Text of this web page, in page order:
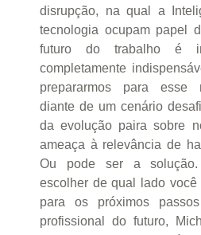
disrupção, na qual a
tecnologia ocupam papel
futuro do trabalho é
completamente
prepararmos para esse
diante de um cenário
da evolução paira sobre
ameaça à relevância de
Ou pode ser a
escolher de qual lado você
para os próximos
profissional do futuro,